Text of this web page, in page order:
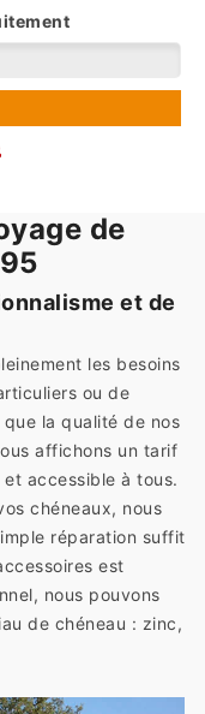
de
et de
les besoins
ou de
la qualité de nos
affichons un tarif
accessible à tous.
chéneaux, nous
réparation suffit
est
nous pouvons
de chéneau : zinc,